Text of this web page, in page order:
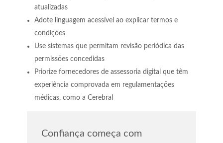
atualizadas
Adote linguagem acessível ao explicar termos e
condições
Use sistemas que permitam revisão periódica das
permissões concedidas
Priorize fornecedores de assessoria digital que têm
experiência comprovada em regulamentações
médicas, como a Cerebral
Confiança começa com